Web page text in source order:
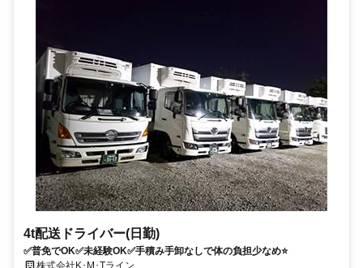
4t配送ドライバー(日勤)
✅普免でOK✅未経験OK✅手積み手卸なしで体の負担少なめ⭐
株式会社K･M･Tライン